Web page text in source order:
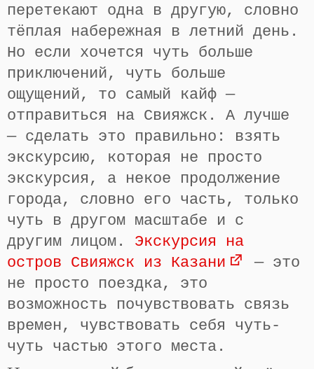
перетекают одна в другую, словно
тёплая набережная в летний день.
Но если хочется чуть больше
приключений, чуть больше
ощущений, то самый кайф —
отправиться на Свияжск. А лучше
— сделать это правильно: взять
экскурсию, которая не просто
экскурсия, а некое продолжение
города, словно его часть, только
чуть в другом масштабе и с
другим лицом. Экскурсия на
остров Свияжск из Казани
— это
не просто поездка, это
возможность почувствовать связь
времен, чувствовать себя чуть-
чуть частью этого места.